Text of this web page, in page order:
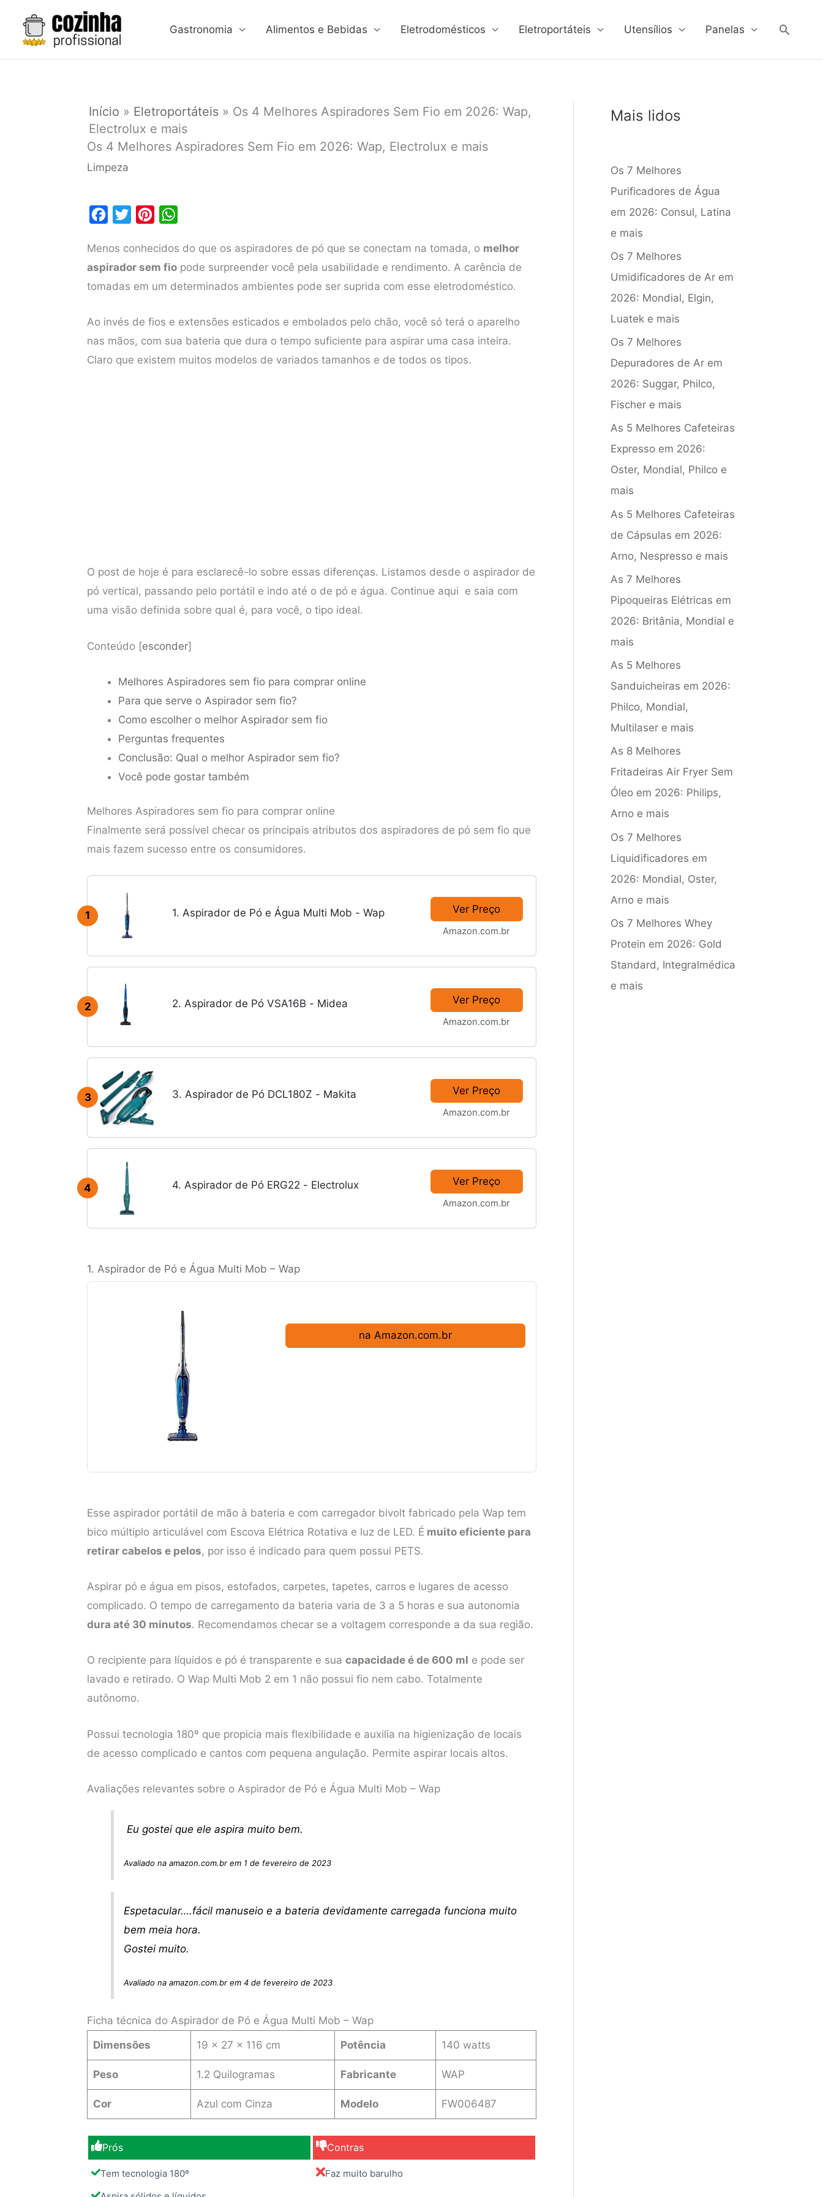
Gastronomia Alimentos e Bebidas Eletrodomésticos Eletroportáteis Utensílios Panelas
Início » Eletroportáteis » Os 4 Melhores Aspiradores Sem Fio em 2026: Wap,
Electrolux e mais
Os 4 Melhores Aspiradores Sem Fio em 2026: Wap, Electrolux e mais
Limpeza
c
e
b
o
k
i
t
t
r
n
t
e
e
s
t
a
t
s
p
p
Menos conhecidos do que os aspiradores de pó que se conectam na tomada, o melhor
aspirador sem fio pode surpreender você pela usabilidade e rendimento. A carência de
tomadas em um determinados ambientes pode ser suprida com esse eletrodoméstico.
Ao invés de fios e extensões esticados e embolados pelo chão, você só terá o aparelho
nas mãos, com sua bateria que dura o tempo suficiente para aspirar uma casa inteira.
Claro que existem muitos modelos de variados tamanhos e de todos os tipos.
O post de hoje é para esclarecê-lo sobre essas diferenças. Listamos desde o aspirador de
pó vertical, passando pelo portátil e indo até o de pó e água. Continue aqui e saia com
uma visão definida sobre qual é, para você, o tipo ideal.
Conteúdo [esconder]
Melhores Aspiradores sem fio para comprar online
Para que serve o Aspirador sem fio?
Como escolher o melhor Aspirador sem fio
Perguntas frequentes
Conclusão: Qual o melhor Aspirador sem fio?
Você pode gostar também
Melhores Aspiradores sem fio para comprar online
Finalmente será possível checar os principais atributos dos aspiradores de pó sem fio que
mais fazem sucesso entre os consumidores.
1 1. Aspirador de Pó e Água Multi Mob - Wap Ver Preço
Amazon.com.br
2 2. Aspirador de Pó VSA16B - Midea Ver Preço
Amazon.com.br
3 3. Aspirador de Pó DCL180Z - Makita Ver Preço
Amazon.com.br
4 4. Aspirador de Pó ERG22 - Electrolux Ver Preço
Amazon.com.br
1. Aspirador de Pó e Água Multi Mob – Wap
na Amazon.com.br
Esse aspirador portátil de mão à bateria e com carregador bivolt fabricado pela Wap tem
bico múltiplo articulável com Escova Elétrica Rotativa e luz de LED. É muito eficiente para
retirar cabelos e pelos, por isso é indicado para quem possui PETS.
Aspirar pó e água em pisos, estofados, carpetes, tapetes, carros e lugares de acesso
complicado. O tempo de carregamento da bateria varia de 3 a 5 horas e sua autonomia
dura até 30 minutos. Recomendamos checar se a voltagem corresponde a da sua região.
O recipiente para líquidos e pó é transparente e sua capacidade é de 600 ml e pode ser
lavado e retirado. O Wap Multi Mob 2 em 1 não possui fio nem cabo. Totalmente
autônomo.
Possui tecnologia 180º que propicia mais flexibilidade e auxilia na higienização de locais
de acesso complicado e cantos com pequena angulação. Permite aspirar locais altos.
Avaliações relevantes sobre o Aspirador de Pó e Água Multi Mob – Wap
Eu gostei que ele aspira muito bem.
Avaliado na amazon.com.br em 1 de fevereiro de 2023
Espetacular….fácil manuseio e a bateria devidamente carregada funciona muito
bem meia hora.
Gostei muito.
Avaliado na amazon.com.br em 4 de fevereiro de 2023
Ficha técnica do Aspirador de Pó e Água Multi Mob – Wap
Dimensões
‎19 x 27 x 116 cm Potência ‎140 watts
Peso 1.2 Quilogramas Fabricante WAP
Cor ‎Azul com Cinza Modelo FW006487
Prós Contras
Tem tecnologia 180º
Faz muito barulho
Mais lidos
Os 7 Melhores
Purificadores de Água
em 2026: Consul, Latina
e mais
Os 7 Melhores
Umidificadores de Ar em
2026: Mondial, Elgin,
Luatek e mais
Os 7 Melhores
Depuradores de Ar em
2026: Suggar, Philco,
Fischer e mais
As 5 Melhores Cafeteiras
Expresso em 2026:
Oster, Mondial, Philco e
mais
As 5 Melhores Cafeteiras
de Cápsulas em 2026:
Arno, Nespresso e mais
As 7 Melhores
Pipoqueiras Elétricas em
2026: Britânia, Mondial e
mais
As 5 Melhores
Sanduicheiras em 2026:
Philco, Mondial,
Multilaser e mais
As 8 Melhores
Fritadeiras Air Fryer Sem
Óleo em 2026: Philips,
Arno e mais
Os 7 Melhores
Liquidificadores em
2026: Mondial, Oster,
Arno e mais
Os 7 Melhores Whey
Protein em 2026: Gold
Standard, Integralmédica
e mais